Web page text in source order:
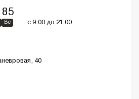
85
Вс с 9:00 до 21:00
40